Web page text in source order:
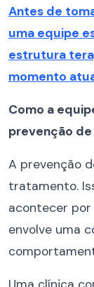
Antes de
uma equipe
estrutura
momento
Como a
prevenção
A prevenção
tratamento.
acontecer por
envolve uma